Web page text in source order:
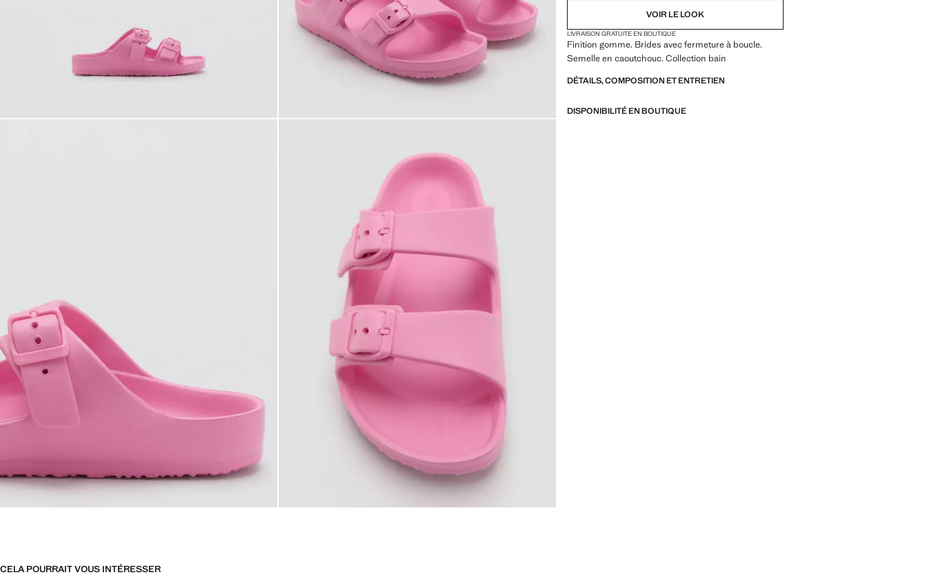
VOIR LE LOOK
LIVRAISON GRATUITE EN BOUTIQUE
Finition gomme. Brides avec fermeture à boucle.
Semelle en caoutchouc. Collection bain
DÉTAILS, COMPOSITION ET ENTRETIEN
DISPONIBILITÉ EN BOUTIQUE
CELA POURRAIT VOUS INTÉRESSER